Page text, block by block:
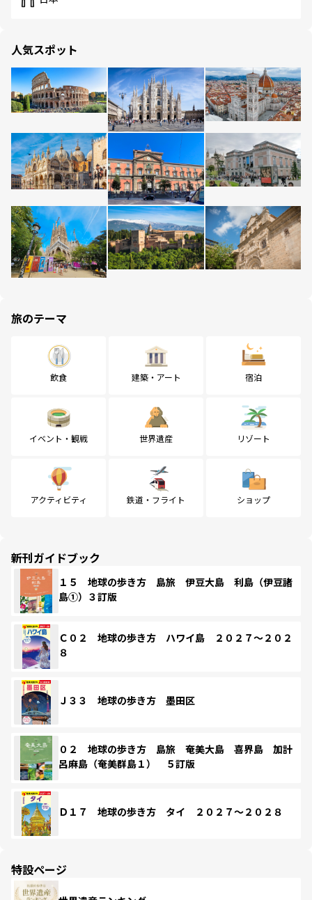
人気スポット
旅のテーマ
飲食 建築・アート 宿泊
イベント・観戦 世界遺産 リゾート
アクティビティ 鉄道・フライト ショップ
新刊ガイドブック
１５ 地球の歩き方 島旅 伊豆大島 利島（伊豆諸
島①）３訂版
Ｃ０２ 地球の歩き方 ハワイ島 ２０２７～２０２
８
Ｊ３３ 地球の歩き方 墨田区
０２ 地球の歩き方 島旅 奄美大島 喜界島 加計
呂麻島（奄美群島１） ５訂版
Ｄ１７ 地球の歩き方 タイ ２０２７～２０２８
特設ページ